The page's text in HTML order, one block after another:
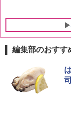
編集部のおすす